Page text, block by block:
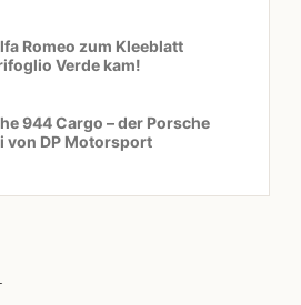
Romeo zum Kleeblatt
Verde kam!
944 Cargo – der Porsche
von DP Motorsport